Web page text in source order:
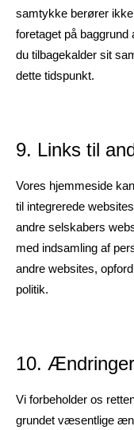
samtykke berører
foretaget på
du tilbagekalder sit
dette tidspunkt.
9. Links til
Vores hjemmeside
til integrerede
andre selskabers
med indsamling af
andre websites,
politik.
10.
Vi forbeholder os
grundet væsentlige